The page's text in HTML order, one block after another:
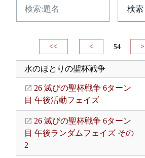
検索
<< < 54 >
水のほとりの聖杯戦争
26 滅びの聖杯戦争 6ターン
目 午後活動フェイズ
26 滅びの聖杯戦争 6ターン
目 午後ランダムフェイズ その
2